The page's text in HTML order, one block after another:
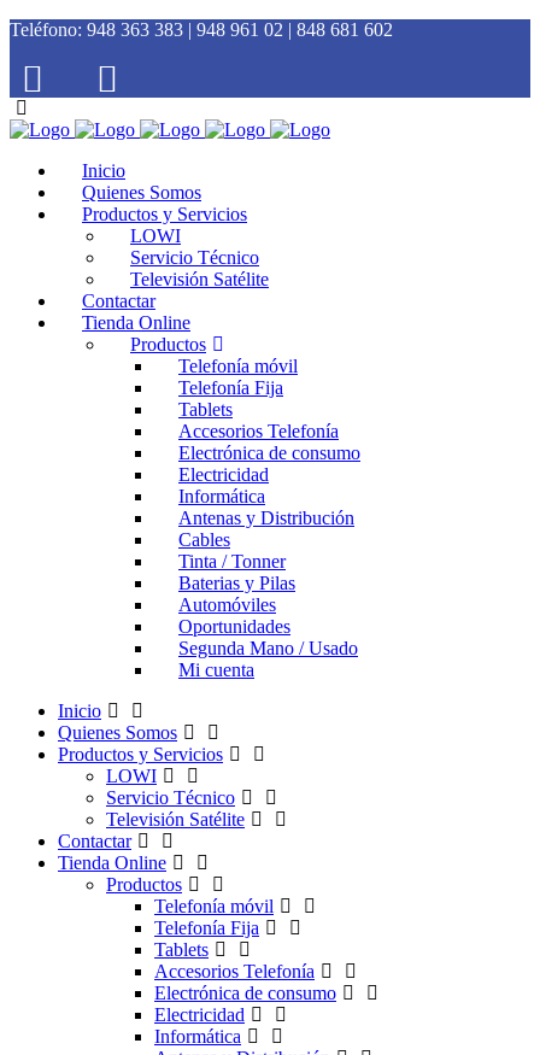
Teléfono: 948 363 383 | 948 961 02 | 848 681 602
Inicio
Quienes Somos
Productos y Servicios
LOWI
Servicio Técnico
Televisión Satélite
Contactar
Tienda Online
Productos
Telefonía móvil
Telefonía Fija
Tablets
Accesorios Telefonía
Electrónica de consumo
Electricidad
Informática
Antenas y Distribución
Cables
Tinta / Tonner
Baterias y Pilas
Automóviles
Oportunidades
Segunda Mano / Usado
Mi cuenta
Inicio
Quienes Somos
Productos y Servicios
LOWI
Servicio Técnico
Televisión Satélite
Contactar
Tienda Online
Productos
Telefonía móvil
Telefonía Fija
Tablets
Accesorios Telefonía
Electrónica de consumo
Electricidad
Informática